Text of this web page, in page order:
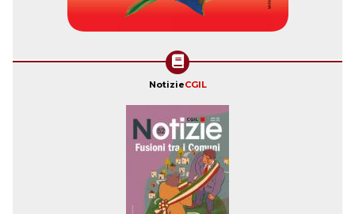
NotizieCGIL